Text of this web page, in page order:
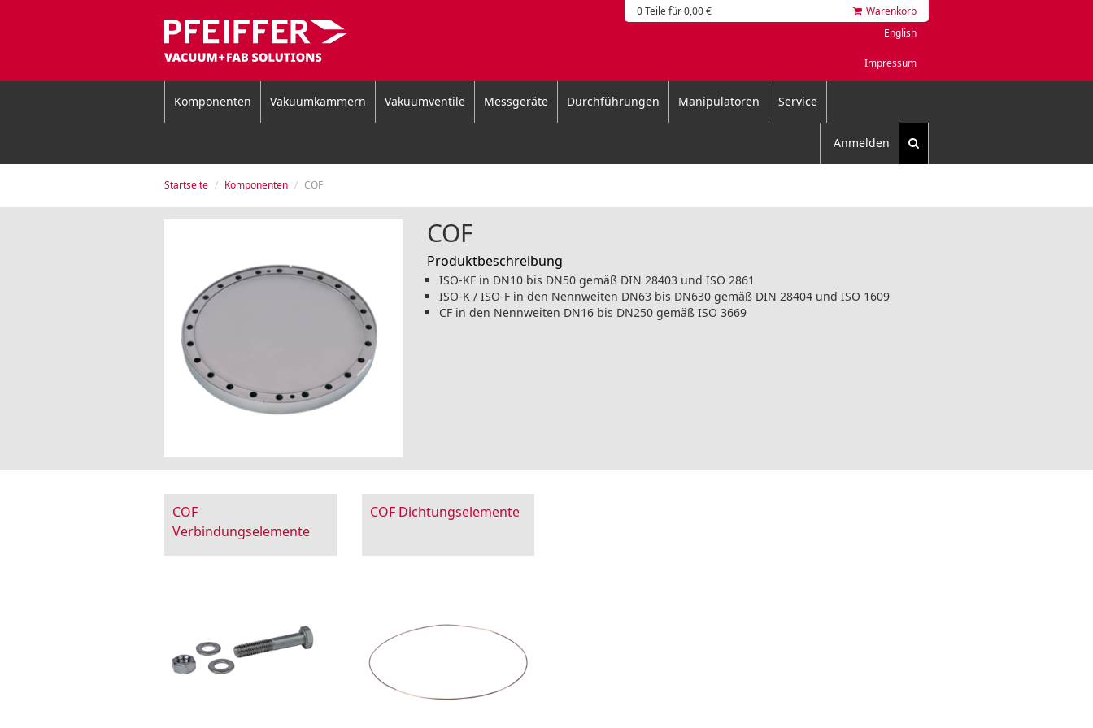
0 Teile für 0,00 €
Warenkorb
English
Impressum
Komponenten Vakuumkammern Vakuumventile Messgeräte Durchführungen Manipulatoren Service
Anmelden
Startseite Komponenten COF
COF
Produktbeschreibung
ISO-KF in DN10 bis DN50 gemäß DIN 28403 und ISO 2861
ISO-K / ISO-F in den Nennweiten DN63 bis DN630 gemäß DIN 28404 und ISO 1609
CF in den Nennweiten DN16 bis DN250 gemäß ISO 3669
COF
Verbindungselemente
COF Dichtungselemente